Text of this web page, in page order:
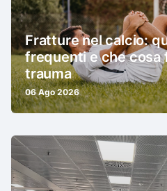
Fratture nel calcio:
frequenti e che cosa
trauma
06 Ago 2026